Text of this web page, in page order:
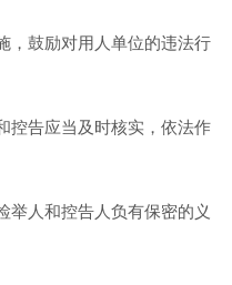
，鼓励对用人单位的违法行
控告应当及时核实，依法作
举人和控告人负有保密的义